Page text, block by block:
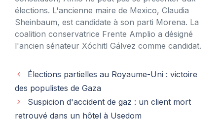
élections. L'ancienne maire de Mexico, Claudia
Sheinbaum, est candidate à son parti Morena. La
coalition conservatrice Frente Amplio a désigné
l'ancien sénateur Xóchitl Gálvez comme candidat.
Élections partielles au Royaume-Uni : victoire
des populistes de Gaza
Suspicion d'accident de gaz : un client mort
retrouvé dans un hôtel à Usedom